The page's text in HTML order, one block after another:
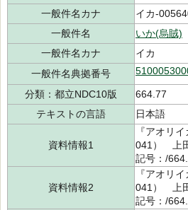
一般件名カナ
イカ-
一般件名
いか(烏賊)
一般件名カナ
イカ
一般件名典拠番号
分類：都立NDC10版
664.77
テキストの言語
日本語
資料情報1
『アオリ
041） 上
記号：/
資料情報2
『アオリ
041） 上
記号：/